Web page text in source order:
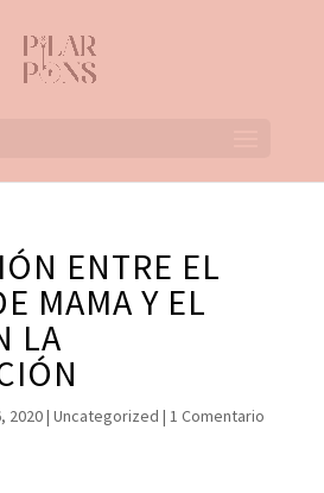
ENTRE EL
MAMA Y EL
LA
2020| Uncategorized | 1 Comentario